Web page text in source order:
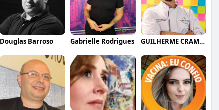
Douglas Barroso Gabrielle Rodrigues GUILHERME CRAMER BALLE